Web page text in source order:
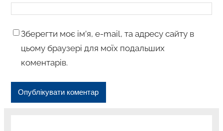
Зберегти моє ім’я, e-mail, та адресу сайту в
цьому браузері для моїх подальших
коментарів.